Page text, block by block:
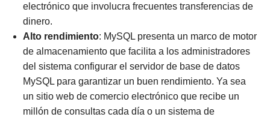
electrónico que involucra frecuentes transferencias de
dinero.
Alto rendimiento: MySQL presenta un marco de motor
de almacenamiento que facilita a los administradores
del sistema configurar el servidor de base de datos
MySQL para garantizar un buen rendimiento. Ya sea
un sitio web de comercio electrónico que recibe un
millón de consultas cada día o un sistema de